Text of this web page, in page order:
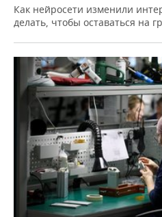
Как нейросети изменили
делать, чтобы оставаться на